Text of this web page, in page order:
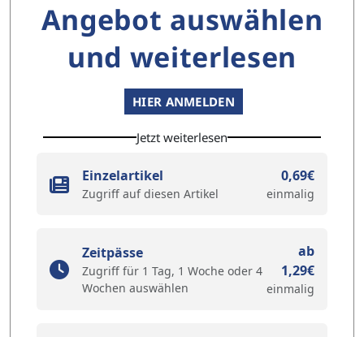
Angebot auswählen
und weiterlesen
HIER ANMELDEN
Jetzt weiterlesen
Einzelartikel
Zugriff auf diesen Artikel
0,69€
einmalig
Zeitpässe
Zugriff für 1 Tag, 1 Woche oder 4
Wochen auswählen
ab
1,29€
einmalig